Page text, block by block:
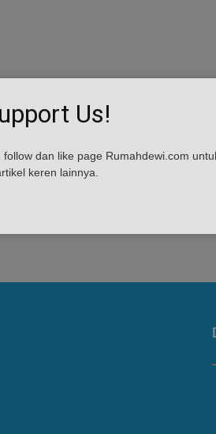
Us!
dan like page Rumahdewi.com
keren lainnya.